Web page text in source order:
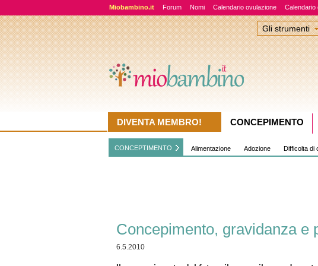
Miobambino.it Forum Nomi Calendario ovulazione Calendario
CONCEPTIMENTO Alimentazione Adozione Difficolta di
Concepimento, gravidanza e
6.5.2010
Gli strumenti
DIVENTA MEMBRO! CONCEPIMENTO